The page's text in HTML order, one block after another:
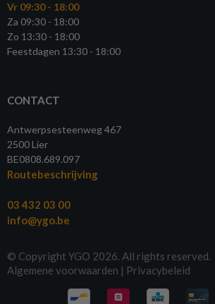
Vr 09:30 - 18:00
Za 09:30 - 18:00
Zo 13:30 - 18:00
Feestdagen 13:30 - 18:00
CONTACT
Antwerpsesteenweg 467
2500 Lier
BE0808.689.097
Routebeschrijving
03 432 03 00
info@ygo.be
© Copyright YGO 2026. All rights reserved.
Algemene voorwaarden | Privacybeleid